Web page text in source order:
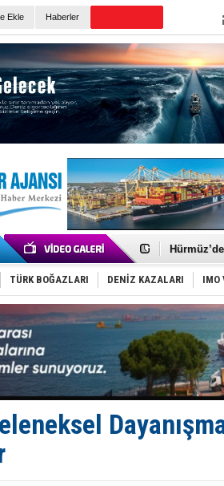
Ekle Haberler
Denizcilik
‘14.
Taksi
TÜRKLİM
SOCAR da
Keşfedildi:
D-Marin,
Van’da
ASEAN
TAYK -
TÜRK BOĞAZLARI DENİZ KAZALARI IMO